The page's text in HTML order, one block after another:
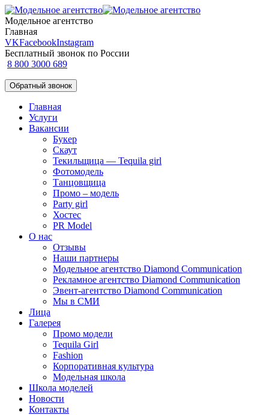
Модельное агентство
Главная
VKFacebookInstagram
Бесплатный звонок по России
8 800 3000 689
Обратный звонок
Главная
Услуги
Вакансии
Букер
Скаут
Текильщица — Tequila girl
Фотомодель
Танцовщица
Промо – модель
Party girl
Хостес
PR Model
О нас
Отзывы
Наши партнеры
Модельное агентство Diamond Communication
Рекламное агентство Diamond Communication
Эвент-агентство Diamond Communication
Мы в СМИ
Лица
Галерея
Промо модели
Tequila Girl
Fashion
Корпоративная культура
Модельная школа
Школа моделей
Новости
Контакты